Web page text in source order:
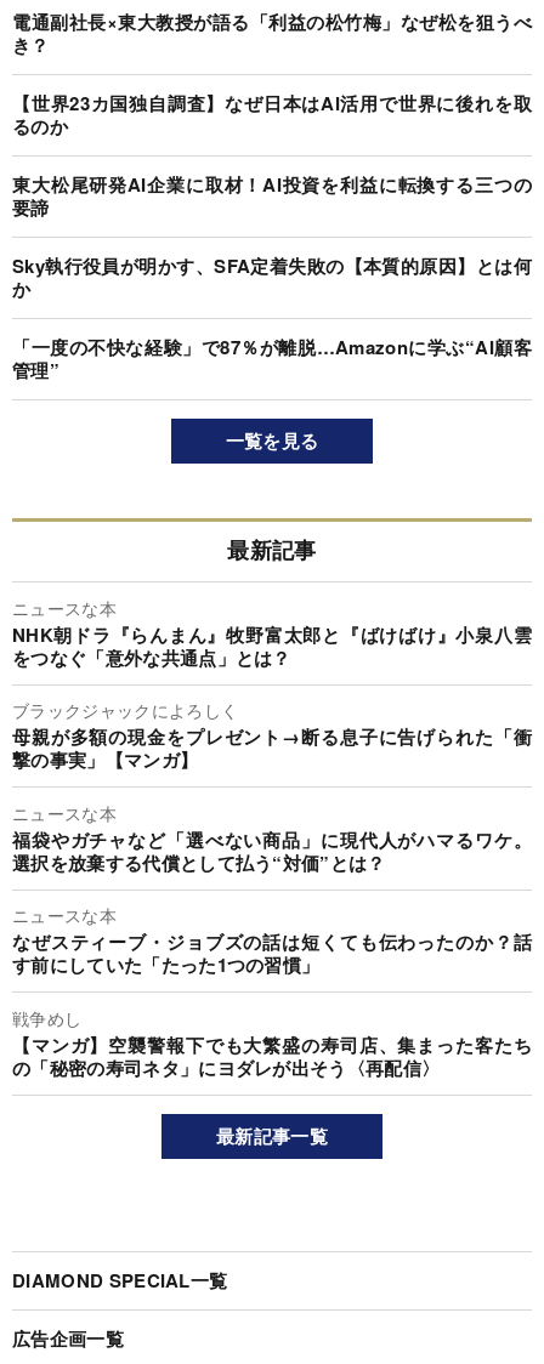
電通副社長×東大教授が語る「利益の松竹梅」なぜ松を狙うべ
き？
【世界23カ国独自調査】なぜ日本はAI活用で世界に後れを取
るのか
東大松尾研発AI企業に取材！AI投資を利益に転換する三つの
要諦
Sky執行役員が明かす、SFA定着失敗の【本質的原因】とは何
か
「一度の不快な経験」で87％が離脱…Amazonに学ぶ“AI顧客
管理”
一覧を見る
最新記事
ニュースな本
NHK朝ドラ『らんまん』牧野富太郎と『ばけばけ』小泉八雲
をつなぐ「意外な共通点」とは？
ブラックジャックによろしく
母親が多額の現金をプレゼント→断る息子に告げられた「衝
撃の事実」【マンガ】
ニュースな本
福袋やガチャなど「選べない商品」に現代人がハマるワケ。
選択を放棄する代償として払う“対価”とは？
ニュースな本
なぜスティーブ・ジョブズの話は短くても伝わったのか？話
す前にしていた「たった1つの習慣」
戦争めし
【マンガ】空襲警報下でも大繁盛の寿司店、集まった客たち
の「秘密の寿司ネタ」にヨダレが出そう〈再配信〉
最新記事一覧
DIAMOND SPECIAL一覧
広告企画一覧